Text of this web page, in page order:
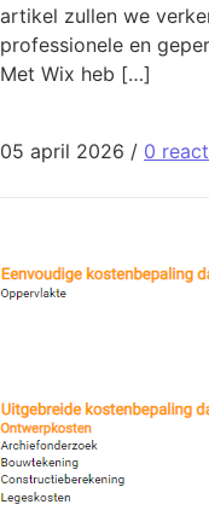
artikel zullen we
professionele en
Met Wix heb […]
05 april 2026 / 0